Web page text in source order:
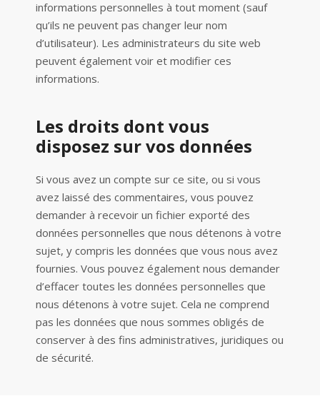
informations personnelles à tout moment (sauf
qu’ils ne peuvent pas changer leur nom
d’utilisateur). Les administrateurs du site web
peuvent également voir et modifier ces
informations.
Les droits dont vous
disposez sur vos données
Si vous avez un compte sur ce site, ou si vous
avez laissé des commentaires, vous pouvez
demander à recevoir un fichier exporté des
données personnelles que nous détenons à votre
sujet, y compris les données que vous nous avez
fournies. Vous pouvez également nous demander
d’effacer toutes les données personnelles que
nous détenons à votre sujet. Cela ne comprend
pas les données que nous sommes obligés de
conserver à des fins administratives, juridiques ou
de sécurité.